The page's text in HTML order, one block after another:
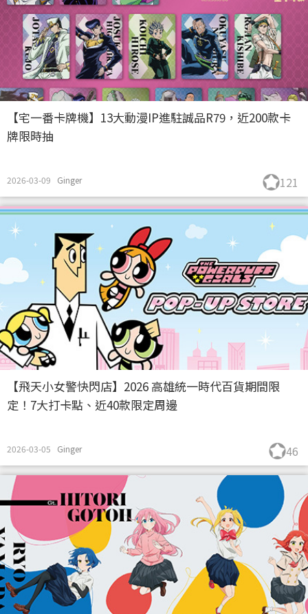
【宅一番卡牌機】13大動漫IP進駐誠品R79，近200款卡
牌限時抽
2026-03-09 Ginger 121
【飛天小女警快閃店】2026 高雄統一時代百貨期間限
定！7大打卡點、近40款限定周邊
2026-03-05 Ginger 46